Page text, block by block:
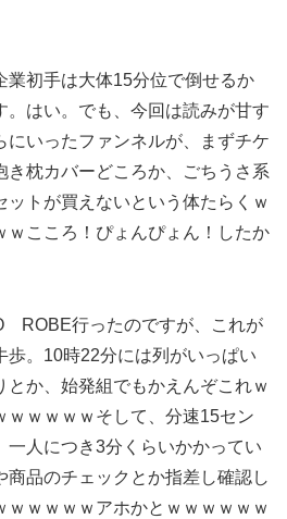
業初手は大体15分位で倒せるか
。はい。でも、今回は読みが甘す
にいったファンネルが、まずチケ
き枕カバーどころか、ごちうさ系
トが買えないという体たらくｗ
ｗこころ！ぴょんぴょん！したか
ROBE行ったのですが、これが
歩。10時22分には列がいっぱい
とか、始発組でもかえんぞこれｗ
ｗｗｗｗｗそして、分速15セン
一人につき3分くらいかかってい
商品のチェックとか指差し確認し
ｗｗｗｗｗアホかとｗｗｗｗｗｗ